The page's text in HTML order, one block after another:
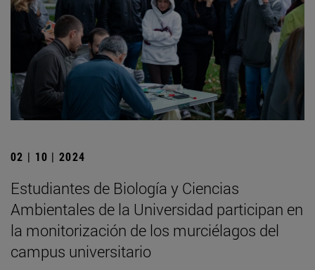
02 | 10 | 2024
Estudiantes de Biología y Ciencias
Ambientales de la Universidad participan en
la monitorización de los murciélagos del
campus universitario